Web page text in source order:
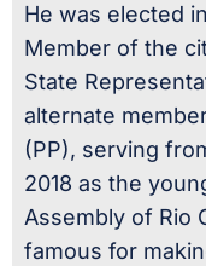
He was elected
Member of the
State
alternate
(PP), serving
2018 as the
Assembly of Rio
famous for